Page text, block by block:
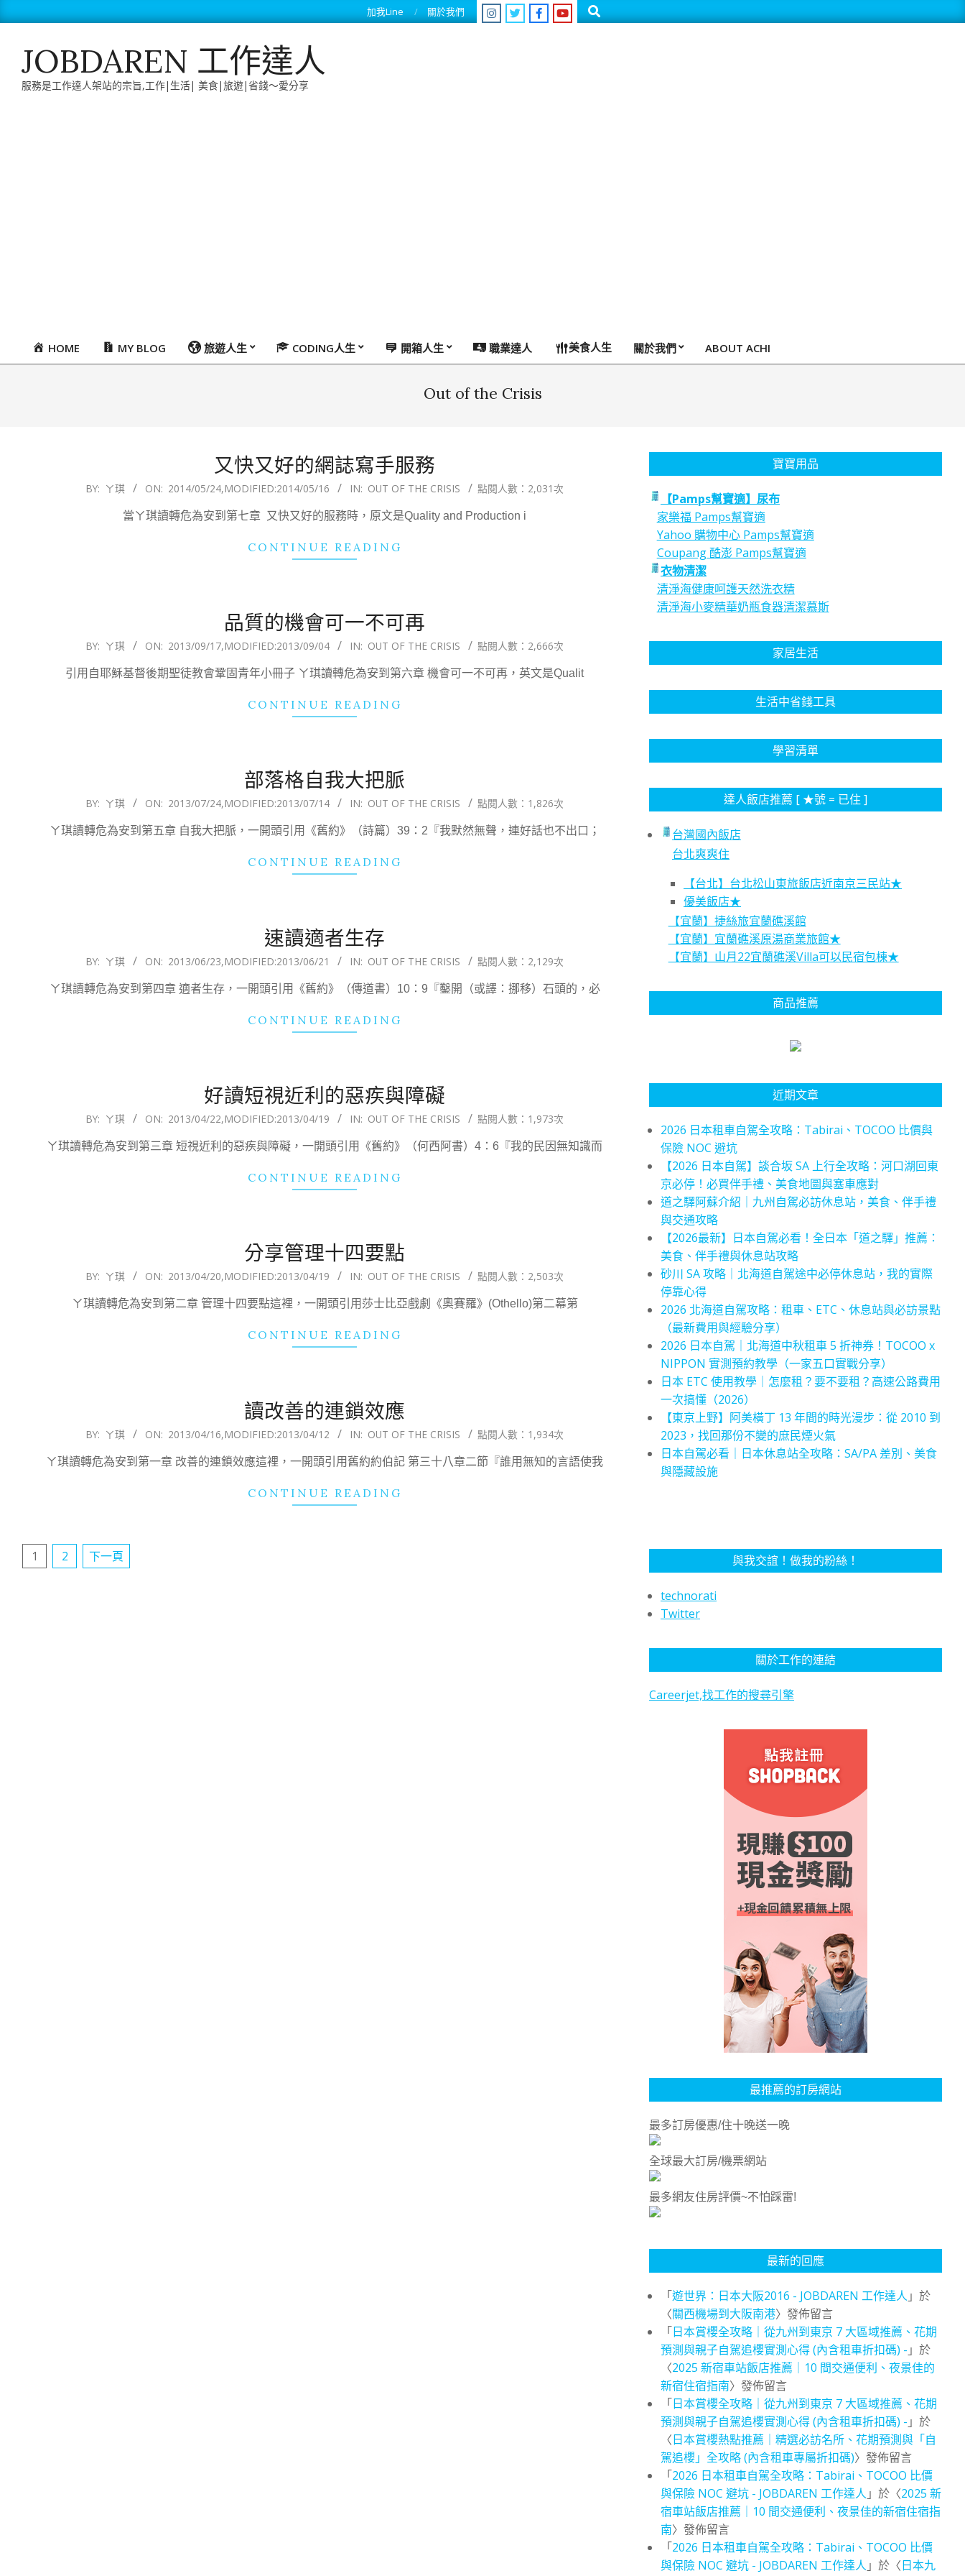
to
加我Line 關於我們 Search
JOBDAREN 工作達人
服務是工作達人架站的宗旨,工作|生活| 美食|旅遊|省錢～愛分享
PrimaryHOME MY BLOG 旅遊人生 CODING人生 開箱人生 職業達人 美食人生 關於我們 ABOUT ACHI
Out of the Crisis
又快又好的網誌寫手服務
BY: ㄚ琪 ON: 2014/05/24,MODIFIED:2014/05/16 IN: OUT OF THE CRISIS 點閱人數：2,031次
當ㄚ琪讀轉危為安到第七章 又快又好的服務時，原文是Quality and Production i
CONTINUE READING
品質的機會可一不可再
BY: ㄚ琪 ON: 2013/09/17,MODIFIED:2013/09/04 IN: OUT OF THE CRISIS 點閱人數：2,666次
引用自耶穌基督後期聖徒教會鞏固青年小冊子 ㄚ琪讀轉危為安到第六章 機會可一不可再，英文是Qualit
CONTINUE READING
部落格自我大把脈
BY: ㄚ琪 ON: 2013/07/24,MODIFIED:2013/07/14 IN: OUT OF THE CRISIS 點閱人數：1,826次
ㄚ琪讀轉危為安到第五章 自我大把脈，一開頭引用《舊約》（詩篇）39：2『我默然無聲，連好話也不出口；
CONTINUE READING
速讀適者生存
BY: ㄚ琪 ON: 2013/06/23,MODIFIED:2013/06/21 IN: OUT OF THE CRISIS 點閱人數：2,129次
ㄚ琪讀轉危為安到第四章 適者生存，一開頭引用《舊約》（傳道書）10：9『鑿開（或譯：挪移）石頭的，必
CONTINUE READING
好讀短視近利的惡疾與障礙
BY: ㄚ琪 ON: 2013/04/22,MODIFIED:2013/04/19 IN: OUT OF THE CRISIS 點閱人數：1,973次
ㄚ琪讀轉危為安到第三章 短視近利的惡疾與障礙，一開頭引用《舊約》（何西阿書）4：6『我的民因無知識而
CONTINUE READING
分享管理十四要點
BY: ㄚ琪 ON: 2013/04/20,MODIFIED:2013/04/19 IN: OUT OF THE CRISIS 點閱人數：2,503次
ㄚ琪讀轉危為安到第二章 管理十四要點這裡，一開頭引用莎士比亞戲劇《奧賽羅》(Othello)第二幕第
CONTINUE READING
讀改善的連鎖效應
BY: ㄚ琪 ON: 2013/04/16,MODIFIED:2013/04/12 IN: OUT OF THE CRISIS 點閱人數：1,934次
ㄚ琪讀轉危為安到第一章 改善的連鎖效應這裡，一開頭引用舊約約伯記 第三十八章二節『誰用無知的言語使我
CONTINUE READING
文1 2 下一頁
寶寶用品
【Pamps幫寶適】尿布
家樂福 Pamps幫寶適
Yahoo 購物中心 Pamps幫寶適
Coupang 酷澎 Pamps幫寶適
衣物清潔
清淨海健康呵護天然洗衣精
清淨海小麥精華奶瓶食器清潔慕斯
家居生活
生活中省錢工具
學習清單
達人飯店推薦 [ ★號 = 已住 ]
台灣國內飯店
台北爽爽住
【台北】台北松山東旅飯店近南京三民站★
優美飯店★
【宜蘭】捷絲旅宜蘭礁溪館
【宜蘭】宜蘭礁溪原湯商業旅館★
【宜蘭】山月22宜蘭礁溪Villa可以民宿包棟★
商品推薦
近期文章
2026 日本租車自駕全攻略：Tabirai、TOCOO 比價與
保險 NOC 避坑
【2026 日本自駕】談合坂 SA 上行全攻略：河口湖回東
京必停！必買伴手禮、美食地圖與塞車應對
道之驛阿蘇介紹｜九州自駕必訪休息站，美食、伴手禮
與交通攻略
【2026最新】日本自駕必看！全日本「道之驛」推薦：
美食、伴手禮與休息站攻略
砂川 SA 攻略｜北海道自駕途中必停休息站，我的實際
停靠心得
2026 北海道自駕攻略：租車、ETC、休息站與必訪景點
（最新費用與經驗分享）
2026 日本自駕｜北海道中秋租車 5 折神券！TOCOO x
NIPPON 實測預約教學（一家五口實戰分享）
日本 ETC 使用教學｜怎麼租？要不要租？高速公路費用
一次搞懂（2026）
【東京上野】阿美橫丁 13 年間的時光漫步：從 2010 到
2023，找回那份不變的庶民煙火氣
日本自駕必看｜日本休息站全攻略：SA/PA 差別、美食
與隱藏設施
與我交誼！做我的粉絲！
technorati
Twitter
關於工作的連結
Careerjet,找工作的搜尋引擎
最推薦的訂房網站
最多訂房優惠/住十晚送一晚
全球最大訂房/機票網站
最多網友住房評價~不怕踩雷!
最新的回應
「遊世界：日本大阪2016 - JOBDAREN 工作達人 」於
〈關西機場到大阪南港〉發佈留言
「日本賞櫻全攻略｜從九州到東京 7 大區域推薦、花期
預測與親子自駕追櫻實測心得 (內含租車折扣碼) - 」於
〈2025 新宿車站飯店推薦｜10 間交通便利、夜景佳的
新宿住宿指南〉發佈留言
「日本賞櫻全攻略｜從九州到東京 7 大區域推薦、花期
預測與親子自駕追櫻實測心得 (內含租車折扣碼) - 」於
〈日本賞櫻熱點推薦｜精選必訪名所、花期預測與「自
駕追櫻」全攻略 (內含租車專屬折扣碼)〉發佈留言
「2026 日本租車自駕全攻略：Tabirai、TOCOO 比價
與保險 NOC 避坑 - JOBDAREN 工作達人 」於〈2025 新
宿車站飯店推薦｜10 間交通便利、夜景佳的新宿住宿指
南〉發佈留言
「2026 日本租車自駕全攻略：Tabirai、TOCOO 比價
與保險 NOC 避坑 - JOBDAREN 工作達人 」於〈日本九